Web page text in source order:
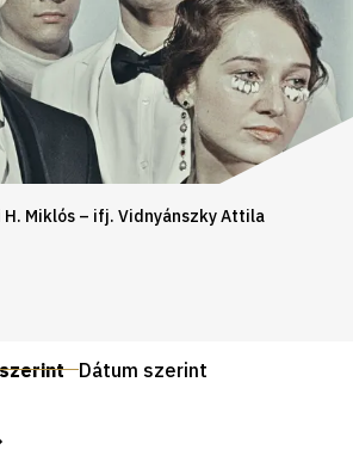
H. Miklós – ifj. Vidnyánszky Attila
Dátum szerint